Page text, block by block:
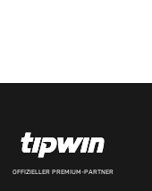
OFFIZIELLER PREMIUM-PARTNER